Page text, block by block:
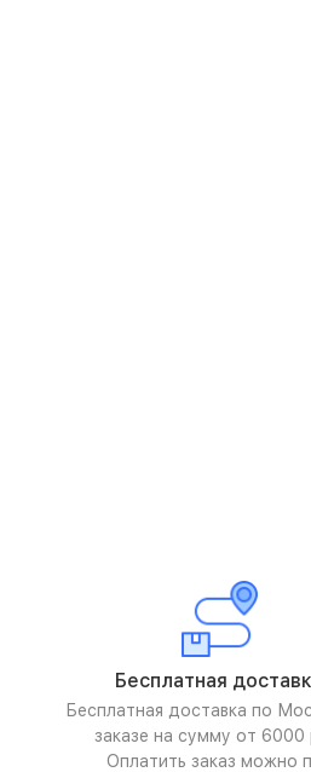
Бесплатная
Бесплатная доставка по
заказе на сумму от 6000
Оплатить заказ можно